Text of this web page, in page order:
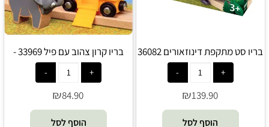
בריו סט מתקפת דינוזאורים 36082
₪139.90
הוסף לסל
בריו קרון צהוב עם פיל 33969 -
₪84.90
הוסף לסל